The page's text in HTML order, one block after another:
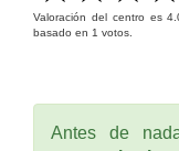
Valoración del centro es
basado en 1 votos.
Antes de